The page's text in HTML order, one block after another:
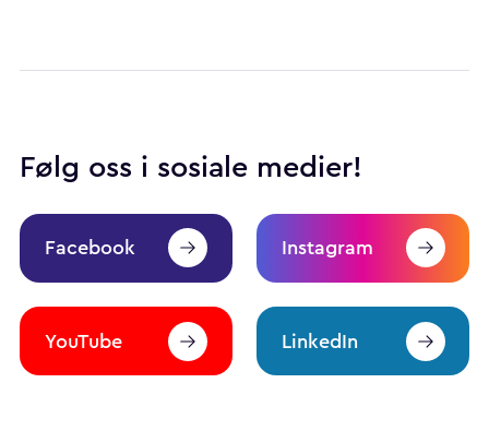
Følg oss i sosiale medier!
Facebook Instagram
YouTube LinkedIn